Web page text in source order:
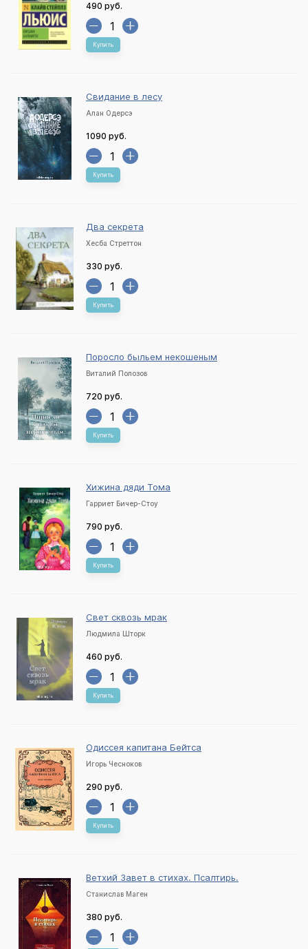
490 руб.
Купить
Свидание в лесу
Алан Одерсэ
1090 руб.
Купить
Два секрета
Хесба Стреттон
330 руб.
Купить
Поросло быльем некошеным
Виталий Полозов
720 руб.
Купить
Хижина дяди Тома
Гарриет Бичер-Стоу
790 руб.
Купить
Свет сквозь мрак
Людмила Шторк
460 руб.
Купить
Одиссея капитана Бейтса
Игорь Чесноков
290 руб.
Купить
Ветхий Завет в стихах. Псалтирь.
Станислав Маген
380 руб.